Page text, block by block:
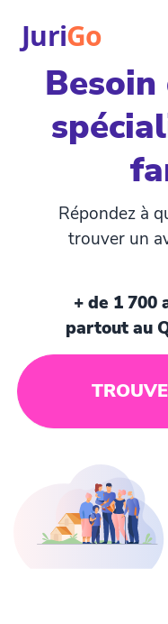
JuriGo
Consultation
Articles juridiques
Pour avocats
Répondez à
trouver un
+ de 1 700
partout au